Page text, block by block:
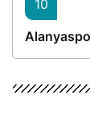
10